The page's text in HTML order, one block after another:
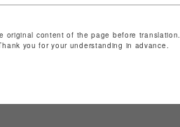
original content of the page before translation.
you for your understanding in advance.